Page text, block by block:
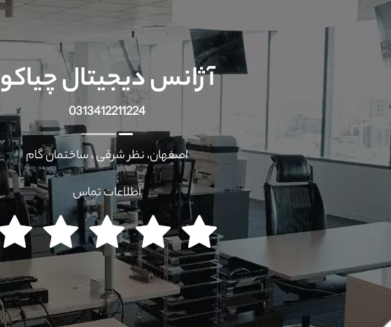
آژانس دیجیتال چیاکو
0313412211224
اصفهان، نظر شرقی ، ساختمان گام
اطلاعات تماس